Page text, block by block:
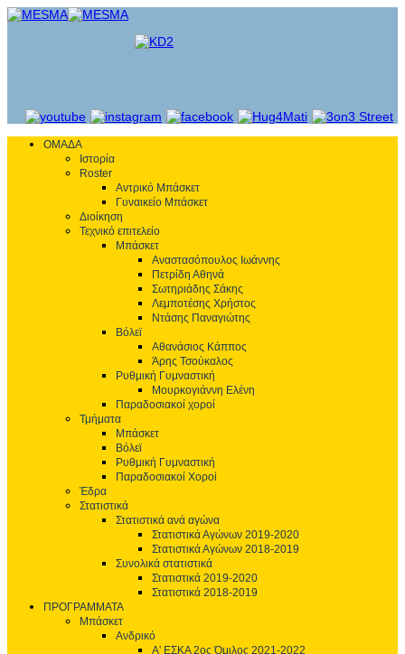
ΟΜΑΔΑ
Ιστορία
Roster
Αντρικό Μπάσκετ
Γυναικείο Μπάσκετ
Διοίκηση
Τεχνικό επιτελείο
Μπάσκετ
Αναστασόπουλος Ιωάννης
Πετρίδη Αθηνά
Σωτηριάδης Σάκης
Λεμποτέσης Χρήστος
Ντάσης Παναγιώτης
Βόλεϊ
Αθανάσιος Κάππος
Άρης Τσούκαλος
Ρυθμική Γυμναστική
Μουρκογιάννη Ελένη
Παραδοσιακοί χοροί
Τμήματα
Μπάσκετ
Βόλεϊ
Ρυθμική Γυμναστική
Παραδοσιακοί Χοροί
Έδρα
Στατιστικά
Στατιστικά ανά αγώνα
Στατιστικά Αγώνων 2019-2020
Στατιστικά Αγώνων 2018-2019
Συνολικά στατιστικά
Στατιστικά 2019-2020
Στατιστικά 2018-2019
ΠΡΟΓΡΑΜΜΑΤΑ
Μπάσκετ
Ανδρικό
Α' ΕΣΚΑ 2ος Όμιλος 2021-2022